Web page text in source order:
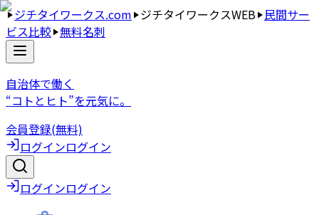
ジチタイワークス.com ジチタイワークスWEB 民間サー
ビス比較 無料名刺
自治体で働く
“コトとヒト”を元気に。
会員登録(無料)
ログインログイン
ログインログイン